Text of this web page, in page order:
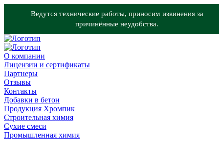
Ведутся технические работы, приносим извинения за
причинённые неудобства.
О компании
Лицензии и сертификаты
Партнеры
Отзывы
Контакты
Добавки в бетон
Продукция Хромпик
Строительная химия
Сухие смеси
Промышленная химия